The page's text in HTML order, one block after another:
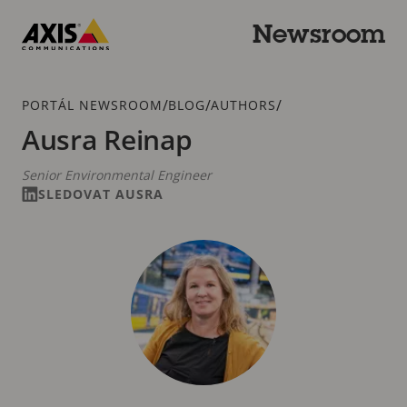
k hlavnímu
obsahu
Newsroom
Drobečková
PORTÁL NEWSROOM/BLOG/AUTHORS/
Ausra Reinap
Senior Environmental Engineer
SLEDOVAT AUSRA